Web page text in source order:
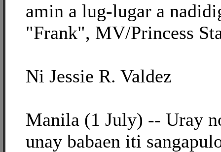
amin a lug-lugar a
"Frank", MV/Princess
Ni Jessie R. Valdez
Manila (1 July) -- Uray
unay babaen iti